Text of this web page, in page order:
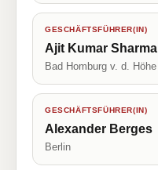
GESCHÄFTSFÜHRER(IN)
Ajit Kumar Sharma
Bad Homburg v. d. Höhe
GESCHÄFTSFÜHRER(IN)
Alexander Berges
Berlin